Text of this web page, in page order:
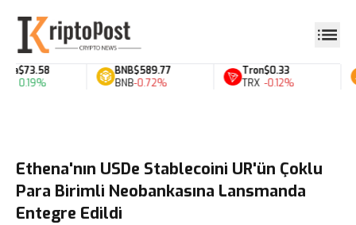
$73.58
0.19%
BNB
BNB
$589.77
-0.72%
Tron
TRX
$0.33
-0.12%
Ethena'nın USDe Stablecoini UR'ün Çoklu
Para Birimli Neobankasına Lansmanda
Entegre Edildi